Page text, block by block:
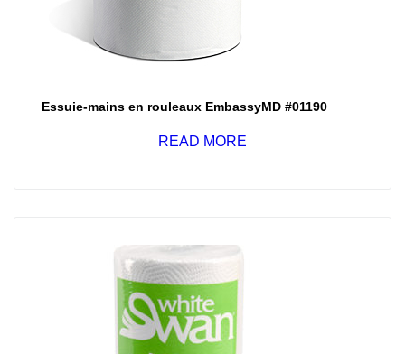
Essuie-mains en rouleaux EmbassyMD #01190
READ MORE